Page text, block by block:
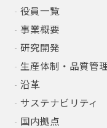
役員一覧
事業概要
研究開発
生産体制・品質管
沿革
サステナビリティ
国内拠点